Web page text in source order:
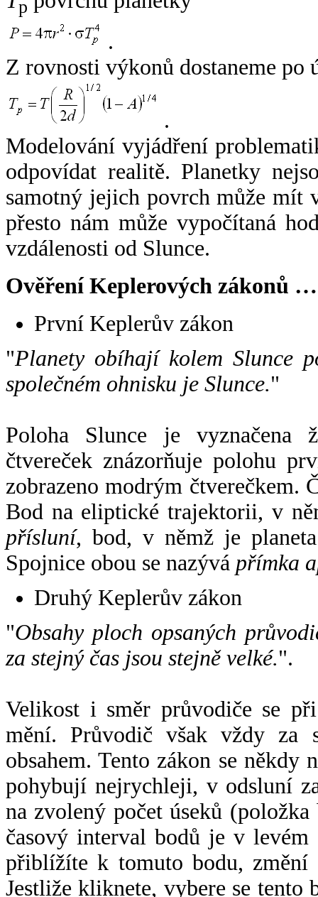
p
.
Z rovnosti výkonů dostaneme po
.
Modelování vyjádření
odpovídat realitě. Planetky
samotný jejich povrch může mít
přesto nám může vypočítaná
vzdálenosti od Slunce.
Ověření Keplerových zákonů …
První Keplerův zákon
"Planety obíhají kolem Slunce
společném ohnisku je Slunce."
Poloha Slunce je vyznačena
čtvereček znázorňuje polohu
zobrazeno modrým čtverečkem.
Bod na eliptické trajektorii, v
přísluní, bod, v němž je
Spojnice obou se nazývá přímka
Druhý Keplerův zákon
"Obsahy ploch opsaných
za stejný čas jsou stejně velké.".
Velikost i směr průvodiče se
mění. Průvodič však vždy za
obsahem. Tento zákon se někdy
pohybují nejrychleji, v odsluní
na zvolený počet úseků
časový interval bodů je v
přiblížíte k tomuto bodu,
Jestliže kliknete, vybere se tento